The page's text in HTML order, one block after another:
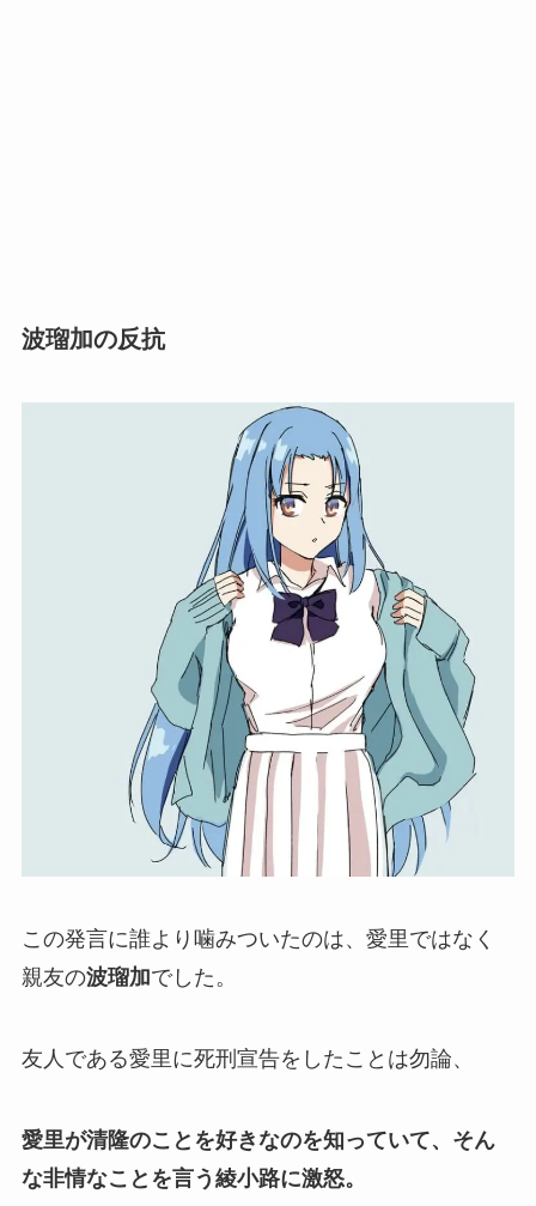
波瑠加の反抗
この発言に誰より噛みついたのは、愛里ではなく
親友の波瑠加でした。
友人である愛里に死刑宣告をしたことは勿論、
愛里が清隆のことを好きなのを知っていて、そん
な非情なことを言う綾小路に激怒。